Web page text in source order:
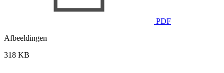
PDF
Afbeeldingen
318 KB